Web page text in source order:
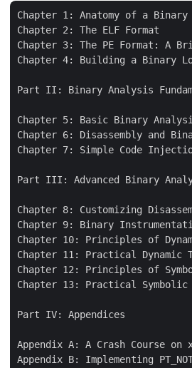
Chapter 1: Anatomy of a Binary
Chapter 2: The ELF Format
Chapter 3: The PE Format: A
Chapter 4: Building a Binary
Part II: Binary Analysis
Chapter 5: Basic Binary
Chapter 6: Disassembly and
Chapter 7: Simple Code
Part III: Advanced Binary
Chapter 8: Customizing
Chapter 9: Binary
Chapter 10: Principles of
Chapter 11: Practical
Chapter 12: Principles of
Chapter 13: Practical
Part IV: Appendices
Appendix A: A Crash Course on
Appendix B: Implementing